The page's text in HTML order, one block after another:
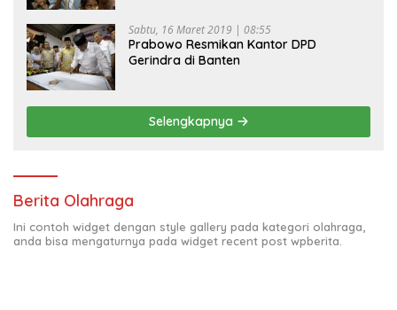
Sabtu, 16 Maret 2019 | 08:55
Prabowo Resmikan Kantor DPD
Gerindra di Banten
Selengkapnya
Berita Olahraga
Ini contoh widget dengan style gallery pada kategori olahraga,
anda bisa mengaturnya pada widget recent post wpberita.